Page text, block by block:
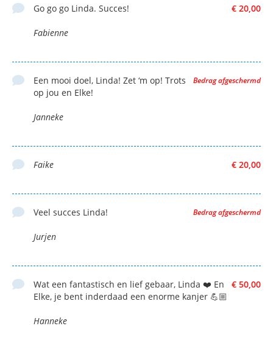
€ 20,00
Go go go Linda. Succes!
Fabienne
Bedrag afgeschermd
Een mooi doel, Linda! Zet ‘m op! Trots
op jou en Elke!
Janneke
€ 20,00
Faike
Bedrag afgeschermd
Veel succes Linda!
Jurjen
€ 50,00
Wat een fantastisch en lief gebaar, Linda ❤️ En
Elke, je bent inderdaad een enorme kanjer 💪🏼
Hanneke